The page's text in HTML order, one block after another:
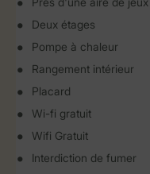
Deux étages
Pompe à chaleur
Rangement intérieur
Placard
Wi-fi gratuit
Wifi Gratuit
Interdiction de fumer